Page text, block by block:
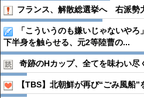
フランス、解散総選挙へ 右派勢
「こういうのも嫌いじゃないや
下半身を触らせる、元2等陸曹の...
奇跡のHカップ、全てを味わい尽
【TBS】北朝鮮が再び“ごみ風